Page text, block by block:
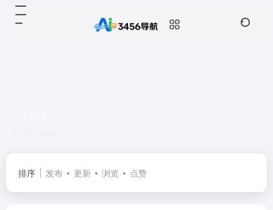
排序 发布 更新 浏览 点赞